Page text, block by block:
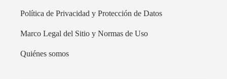
Política de Privacidad y Protección de Datos
Marco Legal del Sitio y Normas de Uso
Quiénes somos